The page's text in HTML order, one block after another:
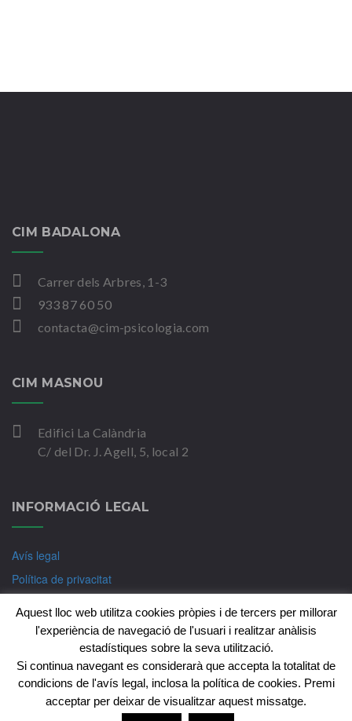
CIM BADALONA
Carrer dels Arbres, 1-3
933 87 60 50
contacta@cim-psicologia.com
CIM MASNOU
Edifici La Calàndria
C/ del Dr. J. Agell, 5, local 2
INFORMACIÓ LEGAL
Avís legal
Política de privacitat
Copyright © CIM-Psicologia Badalona 2018. Tots els
drets reservats
Aquest lloc web utilitza cookies pròpies i de tercers per millorar
l'experiència de navegació de l'usuari i realitzar anàlisis
estadístiques sobre la seva utilització.
Si continua navegant es considerarà que accepta la totalitat de
condicions de l'avís legal, inclosa la política de cookies. Premi
acceptar per deixar de visualitzar aquest missatge.